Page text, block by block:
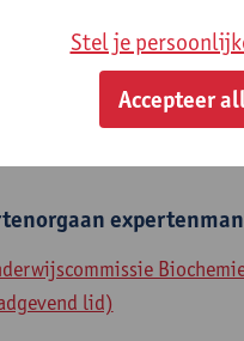
academisch
medewerker
lid)
Stel je
Accepteer